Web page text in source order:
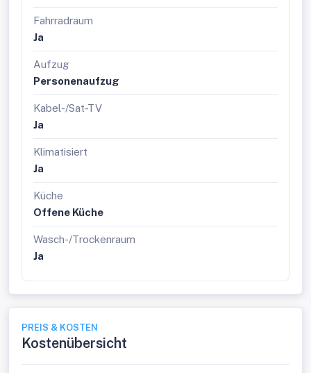
Fahrradraum
Ja
Aufzug
Personenaufzug
Kabel-/Sat-TV
Ja
Klimatisiert
Ja
Küche
Offene Küche
Wasch-/Trockenraum
Ja
PREIS & KOSTEN
Kostenübersicht